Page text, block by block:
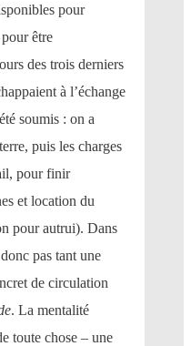
pour
être
des trois derniers
à l’échange
soumis : on a
puis les charges
pour finir
et location du
pour autrui). Dans
pas tant une
de circulation
. La mentalité
toute chose – une